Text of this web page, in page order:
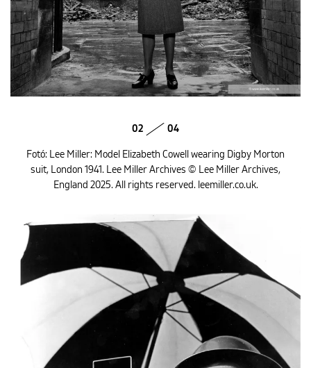
02 04
Fotó: Lee Miller: Model Elizabeth Cowell wearing Digby Morton
suit, London 1941. Lee Miller Archives © Lee Miller Archives,
England 2025. All rights reserved. leemiller.co.uk.